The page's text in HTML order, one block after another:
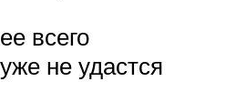
всего
не удастся